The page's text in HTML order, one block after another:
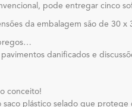
pode entregar cinco
da embalagem são de 30
danificados e
conceito!
plástico selado que